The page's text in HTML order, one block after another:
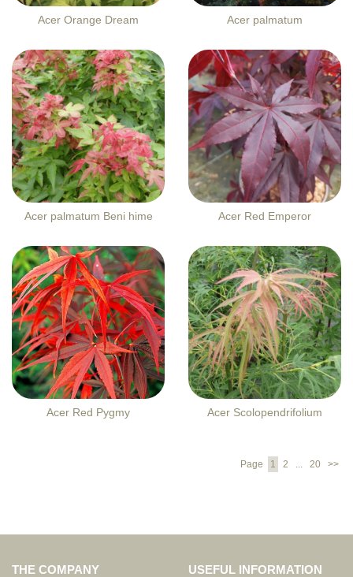
Acer Orange Dream Acer palmatum
Acer palmatum Beni hime Acer Red Emperor
Acer Red Pygmy Acer Scolopendrifolium
Page 1 2 ... 20 >>
THE COMPANY USEFUL INFORMATION